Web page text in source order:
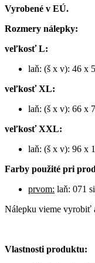
Vyrobené v EÚ.
Rozmery nálepky:
veľkosť L:
laň: (š x v): 46 x
veľkosť XL:
laň: (š x v): 66 x
veľkosť XXL:
laň: (š x v): 96 x
Farby použité pri
prvom: laň: 071
Nálepku vieme vyrobiť
Vlastnosti produktu: